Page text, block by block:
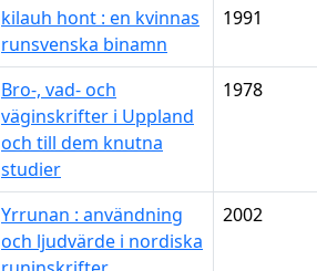
kilauh hont : en kvinnas
runsvenska binamn
1991
Bro-, vad- och
väginskrifter i Uppland
och till dem knutna
studier
1978
Yrrunan : användning
och ljudvärde i nordiska
2002